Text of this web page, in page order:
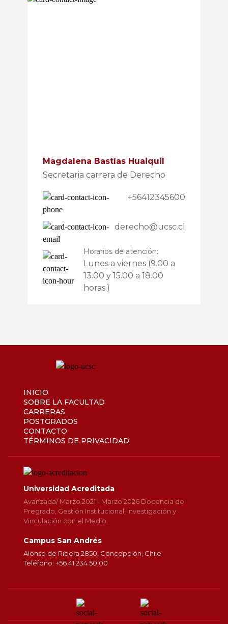
Magdalena Bastías Huaiquil
Secretaria carrera de Derecho
+56412345600
derecho@ucsc.cl
Horarios de atención:
Lunes a viernes (9.00 a
13.00 y 15.00 a 18.00
horas.)
INICIO
SOBRE LA FACULTAD
CARRERAS
POSTGRADOS
CONTACTO
TÉRMINOS DE PRIVACIDAD
Universidad Acreditada
Avanzada/ Marzo 2021 - Marzo 2026 Docencia de
Pregrado, Gestión Institucional, Investigación y
Vinculación con el Medio.
Campus San Andrés
Alonso de Ribera 2850, Concepción, Chile
Teléfono: +56 41 234 50 00